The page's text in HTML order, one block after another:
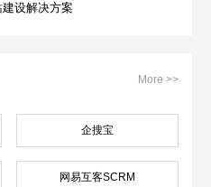
设解决方案
More >>
企搜宝
网易互客SCRM